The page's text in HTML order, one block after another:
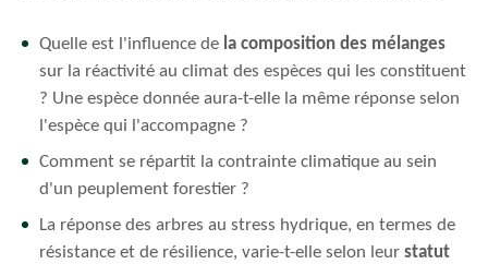
Quelle est l'influence de la composition des mélanges
sur la réactivité au climat des espèces qui les constituent
? Une espèce donnée aura-t-elle la même réponse selon
l'espèce qui l'accompagne ?
Comment se répartit la contrainte climatique au sein
d'un peuplement forestier ?
La réponse des arbres au stress hydrique, en termes de
résistance et de résilience, varie-t-elle selon leur statut